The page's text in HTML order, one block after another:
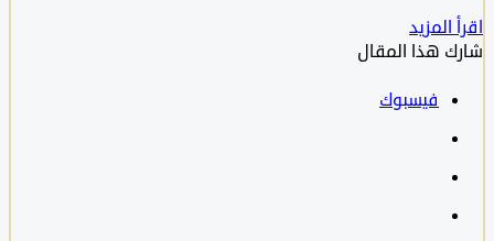
هذا المقال
فيسبوك